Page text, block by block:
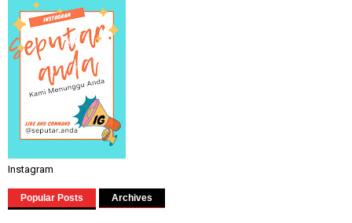
Instagram
Popular Posts Archives